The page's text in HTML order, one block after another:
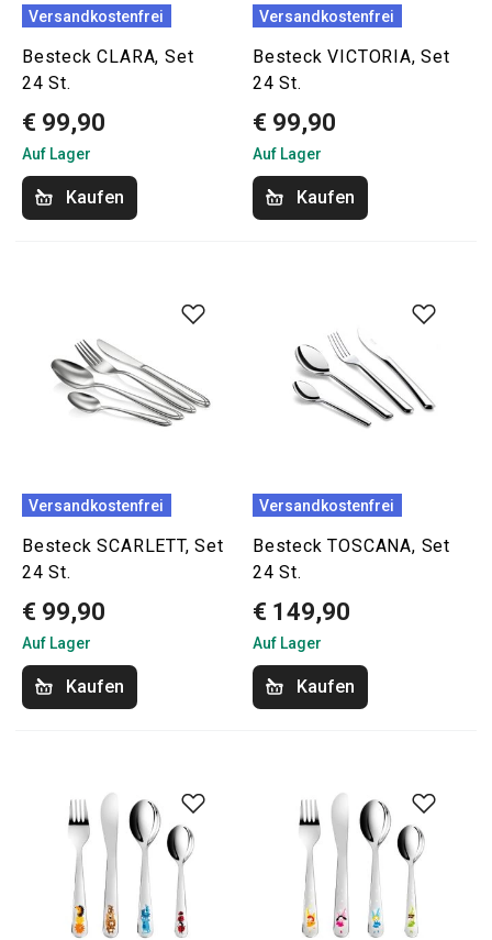
Versandkostenfrei
Besteck CLARA, Set
24 St.
€ 99,90
Auf Lager
Kaufen
Versandkostenfrei
Besteck VICTORIA, Set
24 St.
€ 99,90
Auf Lager
Kaufen
Versandkostenfrei
Besteck SCARLETT, Set
24 St.
€ 99,90
Auf Lager
Kaufen
Versandkostenfrei
Besteck TOSCANA, Set
24 St.
€ 149,90
Auf Lager
Kaufen